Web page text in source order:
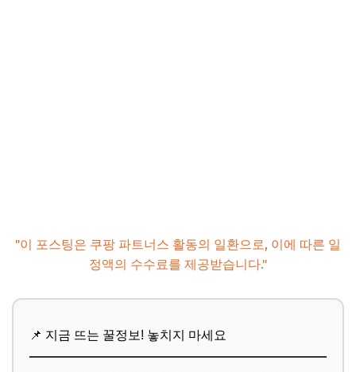
"이 포스팅은 쿠팡 파트너스 활동의 일환으로, 이에 따른 일
정액의 수수료를 제공받습니다."
📌 지금 뜨는 꿀정보! 놓치지 마세요